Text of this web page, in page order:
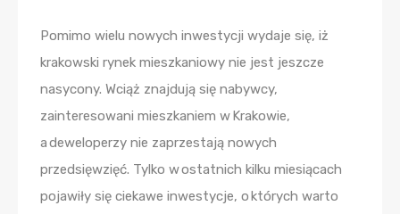
Pomimo wielu nowych inwestycji wydaje się, iż
krakowski rynek mieszkaniowy nie jest jeszcze
nasycony. Wciąż znajdują się nabywcy,
zainteresowani mieszkaniem w Krakowie,
a deweloperzy nie zaprzestają nowych
przedsięwzięć. Tylko w ostatnich kilku miesiącach
pojawiły się ciekawe inwestycje, o których warto